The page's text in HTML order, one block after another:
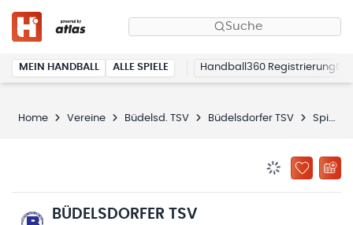
Suche
MEIN HANDBALL ALLE SPIELE Handball360 Registrierung
Home Vereine Büdelsd. TSV Büdelsdorfer TSV Spielplan
ZU
BÜDELSDORFER TSV